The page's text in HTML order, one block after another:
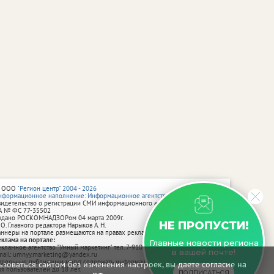
сайтом без изменения настроек, вы даете согласие на
НЕ ПРОПУСТИ!
Главные новости региона
в вашей почте!
"Регион центр" 2004 - 2026
наполнение: Информационное агентство vRossii.ru
о регистрации СМИ информационного агентства vRossii.ru
№ ФС 77‑35502
РОСКОМНАДЗОРом 04 марта 2009г.
Главного редактора Нарыков А. Н.
на портале размещаются на правах рекламы.
на портале:
агентство "Умный маркетинг" тел. 7-910-267-70-40,
umnyy.marketing@yandex.ru
публикации могут содержать информацию, не предназначенную
пользователей до 18 лет.